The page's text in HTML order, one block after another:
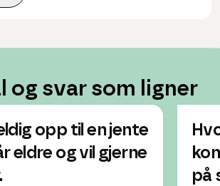
og svar som ligner
opp til en jente
eldre og vil gjerne
på